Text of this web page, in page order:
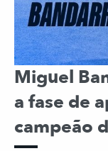
Miguel
a fase de
campeão